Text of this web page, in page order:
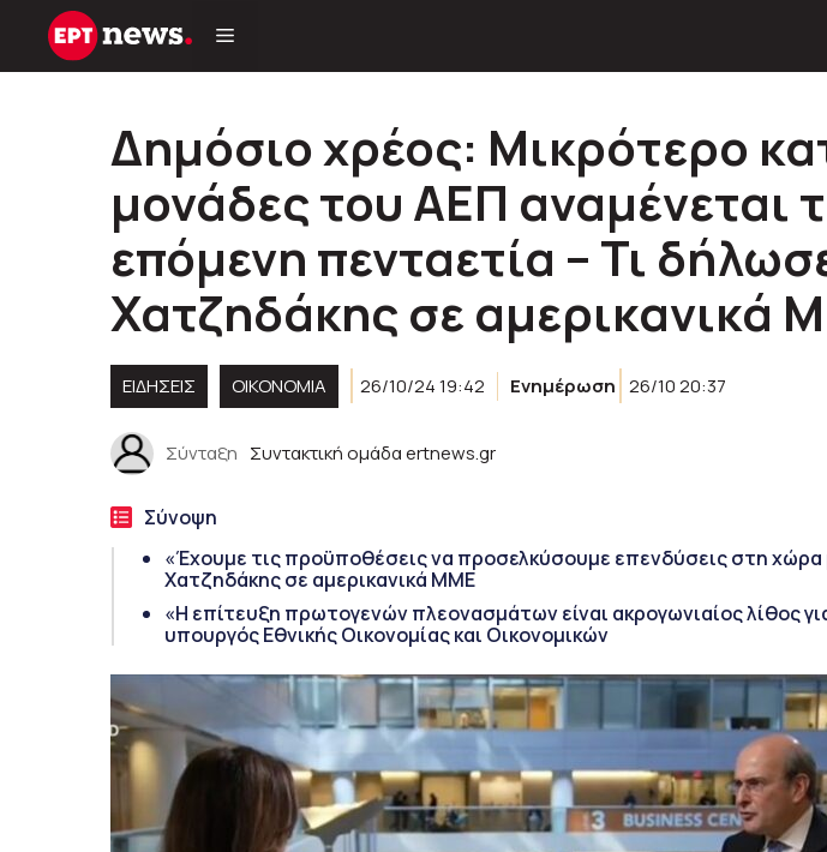
Μετάβαση
Δημόσιο χρέος: Μικρότερο
μονάδες του ΑΕΠ αναμένεται
επόμενη πενταετία – Τι
Χατζηδάκης σε αμερικανικά
ΕΙΔΗΣΕΙΣ ΟΙΚΟΝΟΜΙΑ 26/10/24 19:42 Ενημέρωση 26/10 20:37
Σύνταξη Συντακτική ομάδα ertnews.gr
Σύνοψη
«Έχουμε τις προϋποθέσεις να προσελκύσουμε επενδύσεις στη
Χατζηδάκης σε αμερικανικά ΜΜΕ
«Η επίτευξη πρωτογενών πλεονασμάτων είναι ακρογωνιαίος λίθος
υπουργός Εθνικής Οικονομίας και Οικονομικών